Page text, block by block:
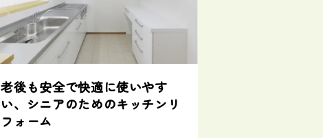
老後も安全で快適に使いやす
い、シニアのためのキッチンリ
フォーム